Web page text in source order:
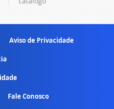
Aviso de Privacidade
Fale Conosco